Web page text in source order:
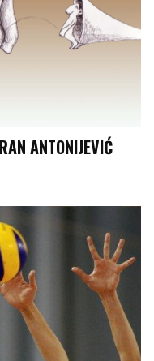
ANTONIJEVIĆ